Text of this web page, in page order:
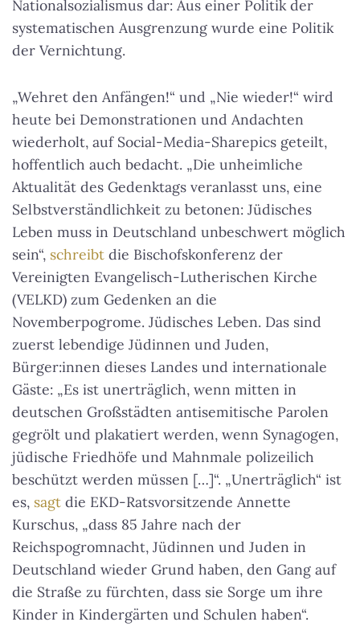
Nationalsozialismus dar: Aus einer Politik der
systematischen Ausgrenzung wurde eine Politik
der Vernichtung.
„Wehret den Anfängen!“ und „Nie wieder!“ wird
heute bei Demonstrationen und Andachten
wiederholt, auf Social-Media-Sharepics geteilt,
hoffentlich auch bedacht. „Die unheimliche
Aktualität des Gedenktags veranlasst uns, eine
Selbstverständlichkeit zu betonen: Jüdisches
Leben muss in Deutschland unbeschwert möglich
sein“, schreibt die Bischofskonferenz der
Vereinigten Evangelisch-Lutherischen Kirche
(VELKD) zum Gedenken an die
Novemberpogrome. Jüdisches Leben. Das sind
zuerst lebendige Jüdinnen und Juden,
Bürger:innen dieses Landes und internationale
Gäste: „Es ist unerträglich, wenn mitten in
deutschen Großstädten antisemitische Parolen
gegrölt und plakatiert werden, wenn Synagogen,
jüdische Friedhöfe und Mahnmale polizeilich
beschützt werden müssen […]“. „Unerträglich“ ist
es, sagt die EKD-Ratsvorsitzende Annette
Kurschus, „dass 85 Jahre nach der
Reichspogromnacht, Jüdinnen und Juden in
Deutschland wieder Grund haben, den Gang auf
die Straße zu fürchten, dass sie Sorge um ihre
Kinder in Kindergärten und Schulen haben“.